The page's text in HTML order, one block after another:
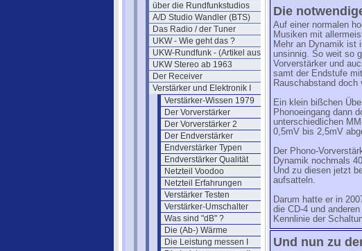
über die Rundfunkstudios
A/D Studio Wandler (BTS)
Das Radio / der Tuner
UKW - Wie geht das ?
UKW-Rundfunk - (Artikel aus 1950)
UKW Stereo ab 1963
Der Receiver
Verstärker und Elektronik I
Verstärker-Wissen 1979
Der Vorverstärker
Der Vorverstärker 2
Der Endverstärker
Endverstärker Typen
Endverstärker Qualität
Netzteil Voodoo
Netzteil Erfahrungen
Verstärker Testen
Verstärker-Umschalter
Was sind "dB" ?
Die (Ab-) Wärme
Die Leistung messen I
Die
Auf einer normalen
Musiken mit
Mehr an Dynamik ist
unsinnig. So weit so
Vorverstärker und
samt der Endstufe
Rauschabstand
Ein klein bißchen
Phonoeingang dann
unterschiedlichen
0,5mV bis 2,5mV
Der Phono-
Dynamik nochmals
Und zu diesen jetzt
aufsatteln.
Darum hatte er in
die CD-4 und
Kennlinie der
Und nun zu